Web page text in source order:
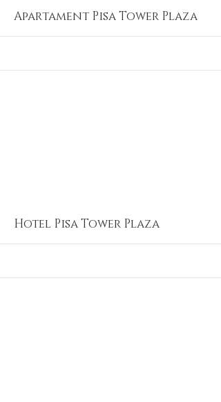
More
Apartament Pisa Tower Plaza
More
Hotel Pisa Tower Plaza